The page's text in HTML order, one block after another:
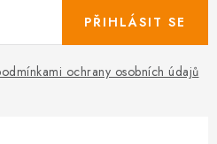
ochrany osobních údajů
PŘIHLÁSIT SE